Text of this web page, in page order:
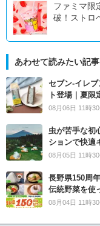
ファミマ限
破！ストロ
あわせて読みたい記事
セブン‐イレ
ト登場｜夏
08月06日 11時30
虫が苦手な初
ションで快適
08月05日 11時30
長野県150周
伝統野菜を使
08月04日 11時30